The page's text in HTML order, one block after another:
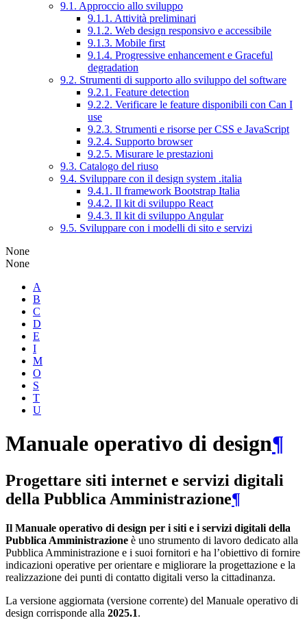
9.1. Approccio allo sviluppo
9.1.1. Attività preliminari
9.1.2. Web design responsivo e accessibile
9.1.3. Mobile first
9.1.4. Progressive enhancement e Graceful
degradation
9.2. Strumenti di supporto allo sviluppo del software
9.2.1. Feature detection
9.2.2. Verificare le feature disponibili con Can I
use
9.2.3. Strumenti e risorse per CSS e JavaScript
9.2.4. Supporto browser
9.2.5. Misurare le prestazioni
9.3. Catalogo del riuso
9.4. Sviluppare con il design system .italia
9.4.1. Il framework Bootstrap Italia
9.4.2. Il kit di sviluppo React
9.4.3. Il kit di sviluppo Angular
9.5. Sviluppare con i modelli di sito e servizi
None
None
A
B
C
D
E
I
M
O
S
T
U
Manuale operativo di design¶
Progettare siti internet e servizi digitali
della Pubblica Amministrazione¶
Il Manuale operativo di design per i siti e i servizi digitali della
Pubblica Amministrazione è uno strumento di lavoro dedicato alla
Pubblica Amministrazione e i suoi fornitori e ha l’obiettivo di fornire
indicazioni operative per orientare e migliorare la progettazione e la
realizzazione dei punti di contatto digitali verso la cittadinanza.
La versione aggiornata (versione corrente) del Manuale operativo di
design corrisponde alla 2025.1.